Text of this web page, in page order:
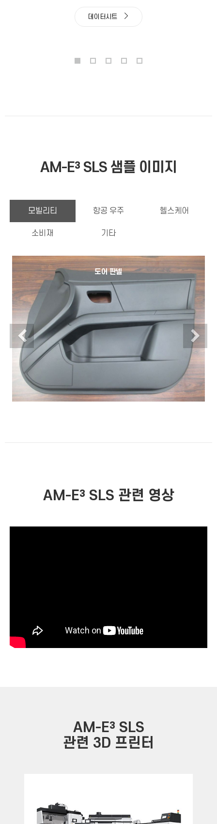
데이터시트
AM-E³ SLS 샘플 이미지
모빌리티 항공 우주 헬스케어
소비재 기타
도어 판넬
Previous
AM-E³ SLS 관련 영상
AM-E³ SLS
관련 3D 프린터